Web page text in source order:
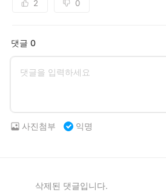
2 0
댓글 0
사진첨부 익명
삭제된 댓글입니다.